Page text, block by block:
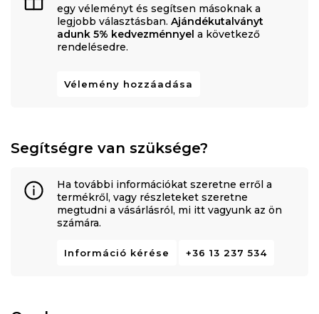
egy véleményt és segítsen másoknak a
legjobb választásban. Ajándékutalványt
adunk 5% kedvezménnyel a következő
rendelésedre.
Vélemény hozzáadása
Segítségre van szüksége?
Ha további információkat szeretne erről a
termékről, vagy részleteket szeretne
megtudni a vásárlásról, mi itt vagyunk az ön
számára.
Információ kérése +36 13 237 534